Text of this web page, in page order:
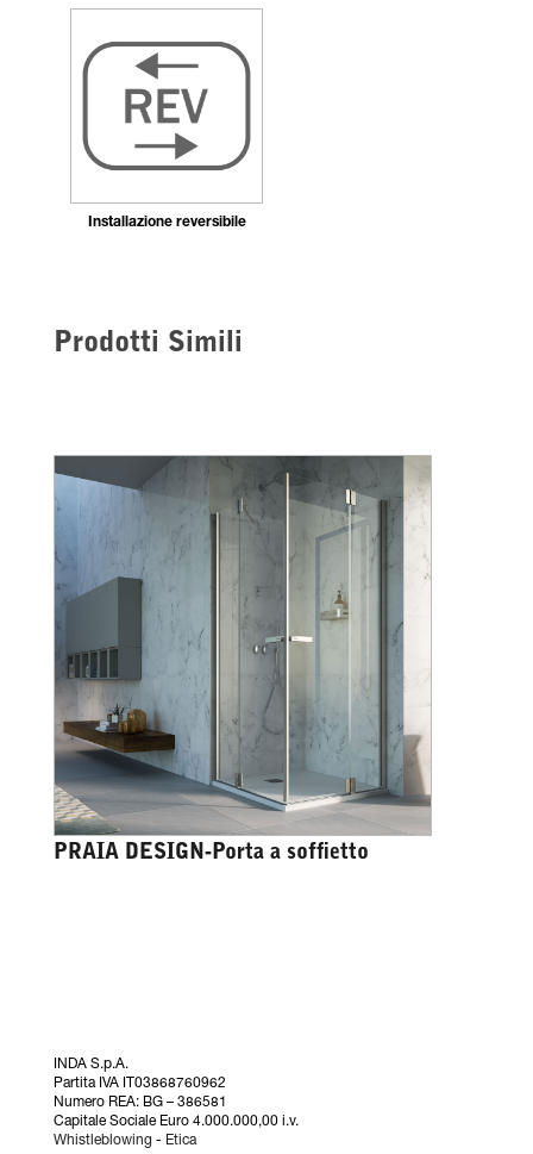
Installazione reversibile
Prodotti Simili
PRAIA DESIGN-Porta a soffietto
INDA S.p.A.
Partita IVA IT03868760962
Numero REA: BG – 386581
Capitale Sociale Euro 4.000.000,00 i.v.
Whistleblowing - Etica